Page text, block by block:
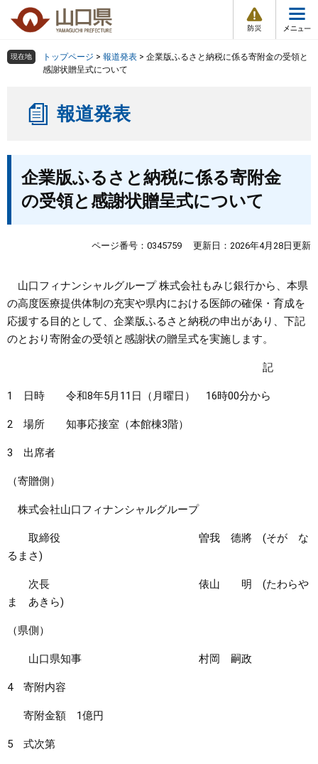
の
ー
情
報
メ
ュ
組織で探す
くらし・環境
しごと・産業・観光
まちづくり
検索の仕方 組織で探す
現在地 トップページ > 報道発表 > 企業版ふるさと納税に係る寄附金の受領と
感謝状贈呈式について
報道発表
企業版ふるさと納税に係る寄附金
の受領と感謝状贈呈式について
ページ番号：0345759 更新日：2026年4月28日更新
山口フィナンシャルグループ 株式会社もみじ銀行から、本県
の高度医療提供体制の充実や県内における医師の確保・育成を
応援する目的として、企業版ふるさと納税の申出があり、下記
のとおり寄附金の受領と感謝状の贈呈式を実施します。
記
1 日時 令和8年5月11日（月曜日） 16時00分から
2 場所 知事応接室（本館棟3階）
3 出席者
（寄贈側）
株式会社山口フィナンシャルグループ
取締役 曽我 德將 (そが な
るまさ)
次長 俵山 明 (たわらや
ま あきら)
（県側）
山口県知事 村岡 嗣政
4 寄附内容
寄附金額 1億円
5 式次第